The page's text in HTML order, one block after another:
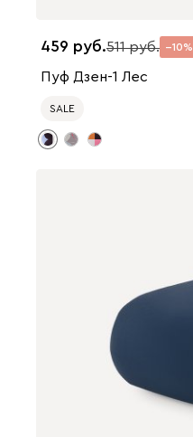
459 511 10
Пуф Дзен-1 Лес
SALE